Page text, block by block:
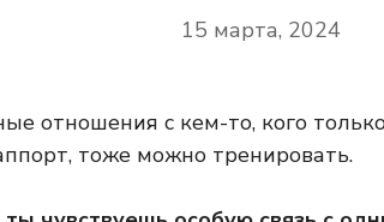
15 марта, 2024
отношения с кем-то, кого
тоже можно тренировать.